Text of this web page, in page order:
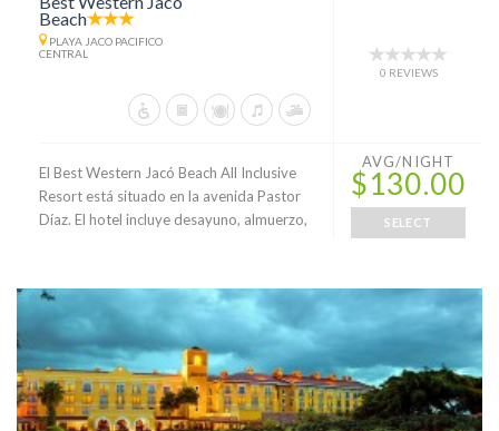
Beach
PLAYA JACO PACIFICO
CENTRAL
0 REVIEWS
El Best Western Jacó Beach All Inclusive
Resort está situado en la avenida Pastor
Díaz. El hotel incluye desayuno, almuerzo,
AVG/NIGHT
$130.00
SELECT